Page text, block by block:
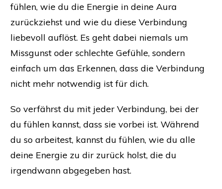
fühlen, wie du die Energie in deine Aura
zurückziehst und wie du diese Verbindung
liebevoll auflöst. Es geht dabei niemals um
Missgunst oder schlechte Gefühle, sondern
einfach um das Erkennen, dass die Verbindung
nicht mehr notwendig ist für dich.
So verfährst du mit jeder Verbindung, bei der
du fühlen kannst, dass sie vorbei ist. Während
du so arbeitest, kannst du fühlen, wie du alle
deine Energie zu dir zurück holst, die du
irgendwann abgegeben hast.